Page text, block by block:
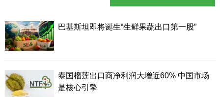
巴基斯坦即将诞生“生鲜果蔬出口第一股”
泰国榴莲出口商净利润大增近60% 中国市场
是核心引擎